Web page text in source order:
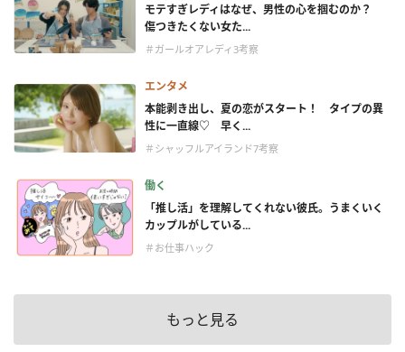
モテすぎレディはなぜ、男性の心を掴むのか？
傷つきたくない女た...
＃ガールオアレディ3考察
エンタメ
本能剥き出し、夏の恋がスタート！ タイプの異
性に一直線♡ 早く...
＃シャッフルアイランド7考察
働く
「推し活」を理解してくれない彼氏。うまくいく
カップルがしている...
＃お仕事ハック
もっと見る